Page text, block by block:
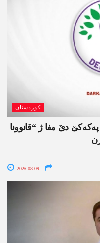
کوردستان
و 900 گرتیێن پەکەکێ دێ مفا ژ “قانوونا
2026-08-09